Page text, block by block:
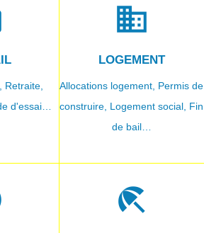
Retraite,
d'essai…
domain
LOGEMENT
Allocations logement, Permis de
construire, Logement social, Fin
de bail…
beach_access